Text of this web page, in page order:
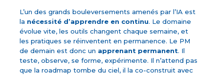
L’un des grands bouleversements amenés par l’IA est
la nécessité d’apprendre en continu. Le domaine
évolue vite, les outils changent chaque semaine, et
les pratiques se réinventent en permanence. Le PM
de demain est donc un apprenant permanent. Il
teste, observe, se forme, expérimente. Il n’attend pas
que la roadmap tombe du ciel, il la co-construit avec